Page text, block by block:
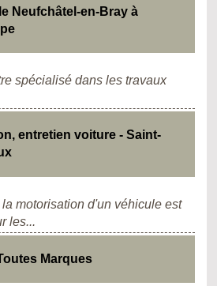
Neufchâtel-en-Bray à
spécialisé dans les travaux
entretien voiture - Saint-
motorisation d'un véhicule est
les...
Marques